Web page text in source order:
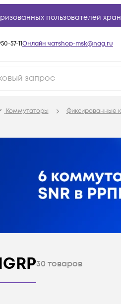
пользователей
57-11Онлайн чатshop-msk@nag.ru
Коммутаторы Фиксированные
30 товаров